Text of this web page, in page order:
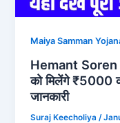
Maiya Samman
Hemant Soren
को मिलेंगे ₹5000
जानकारी
Suraj Keecholiya/